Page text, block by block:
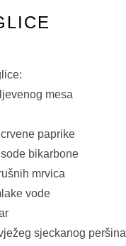
mesa
paprike
bikarbone
mrvica
vode
sjeckanog peršina